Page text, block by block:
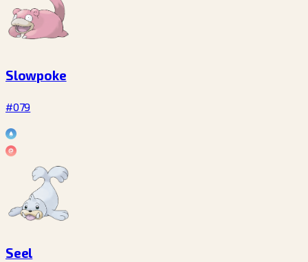
Slowpoke
#079
Seel